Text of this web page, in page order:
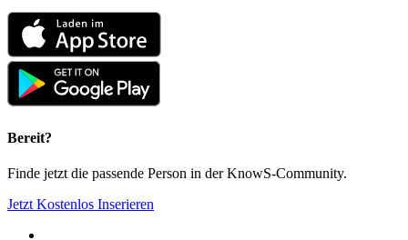
Bereit?
Finde jetzt die passende Person in der KnowS-Community.
Jetzt Kostenlos Inserieren